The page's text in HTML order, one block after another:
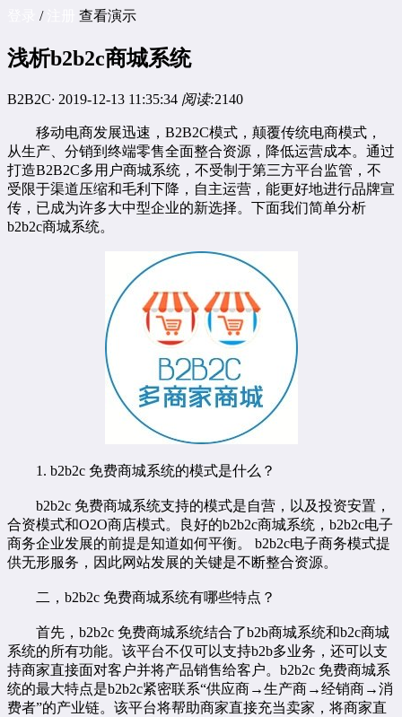
/注册 查看演示
浅析b2b2c商城系统
B2B2C· 2019-12-13 11:35:34 阅读:2140
移动电商发展迅速，B2B2C模式，颠覆传统电商模式，
从生产、分销到终端零售全面整合资源，降低运营成本。通过
打造B2B2C多用户商城系统 ，不受制于第三方平台监管，不
受限于渠道压缩和毛利下降，自主运营，能更好地进行品牌宣
传，已成为许多大中型企业的新选择。下面我们简单分析
b2b2c商城系统。
1. b2b2c 免费商城系统的模式是什么？
b2b2c 免费商城系统支持的模式是自营，以及投资安置，
合资模式和O2O商店模式。良好的b2b2c商城系统 ，b2b2c电子
商务企业发展的前提是知道如何平衡。 b2b2c电子商务模式提
供无形服务，因此网站发展的关键是不断整合资源。
二，b2b2c 免费商城系统有哪些特点？
首先，b2b2c 免费商城系统结合了b2b商城系统和b2c商城
系统的所有功能。该平台不仅可以支持b2b多业务，还可以支
持商家直接面对客户并将产品销售给客户。b2b2c 免费商城系
统的最大特点是b2b2c紧密联系“供应商→生产商→经销商→消
费者”的产业链。该平台将帮助商家直接充当卖家，将商家直